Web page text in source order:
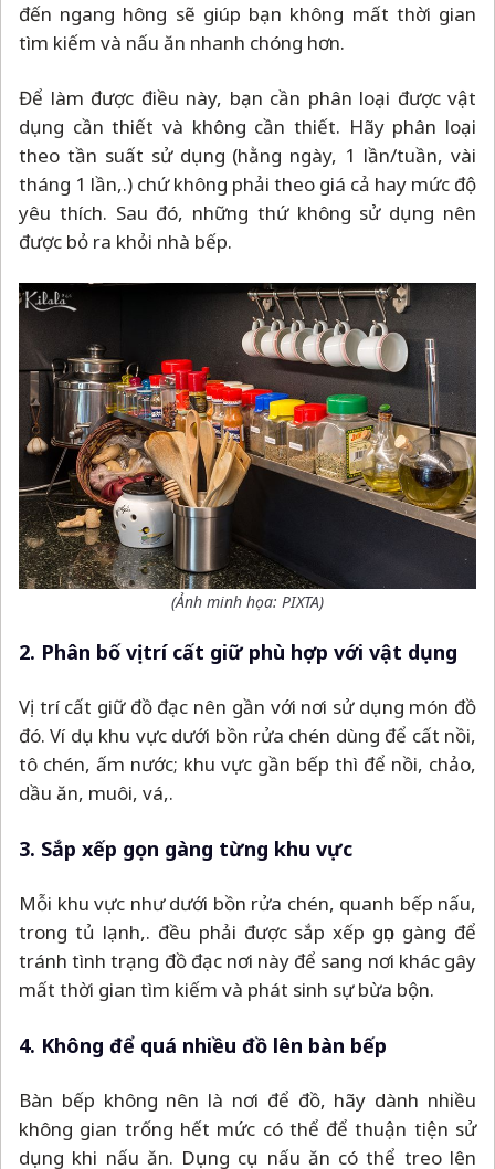
đến ngang hông sẽ giúp bạn không mất thời gian
tìm kiếm và nấu ăn nhanh chóng hơn.
Để làm được điều này, bạn cần phân loại được vật
dụng cần thiết và không cần thiết. Hãy phân loại
theo tần suất sử dụng (hằng ngày, 1 lần/tuần, vài
tháng 1 lần,.) chứ không phải theo giá cả hay mức độ
yêu thích. Sau đó, những thứ không sử dụng nên
được bỏ ra khỏi nhà bếp.
(Ảnh minh họa: PIXTA)
2. Phân bố vị trí cất giữ phù hợp với vật dụng
Vị trí cất giữ đồ đạc nên gần với nơi sử dụng món đồ
đó. Ví dụ khu vực dưới bồn rửa chén dùng để cất nồi,
tô chén, ấm nước; khu vực gần bếp thì để nồi, chảo,
dầu ăn, muôi, vá,.
3. Sắp xếp gọn gàng từng khu vực
Mỗi khu vực như dưới bồn rửa chén, quanh bếp nấu,
trong tủ lạnh,. đều phải được sắp xếp gọn gàng để
tránh tình trạng đồ đạc nơi này để sang nơi khác gây
mất thời gian tìm kiếm và phát sinh sự bừa bộn.
4. Không để quá nhiều đồ lên bàn bếp
Bàn bếp không nên là nơi để đồ, hãy dành nhiều
không gian trống hết mức có thể để thuận tiện sử
dụng khi nấu ăn. Dụng cụ nấu ăn có thể treo lên